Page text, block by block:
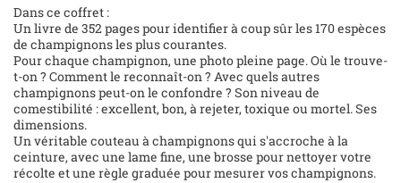
Dans ce coffret :
Un livre de 352 pages pour identifier à coup sûr les 170 espèces
de champignons les plus courantes.
Pour chaque champignon, une photo pleine page. Où le trouve-
t-on ? Comment le reconnaît-on ? Avec quels autres
champignons peut-on le confondre ? Son niveau de
comestibilité : excellent, bon, à rejeter, toxique ou mortel. Ses
dimensions.
Un véritable couteau à champignons qui s'accroche à la
ceinture, avec une lame fine, une brosse pour nettoyer votre
récolte et une règle graduée pour mesurer vos champignons.